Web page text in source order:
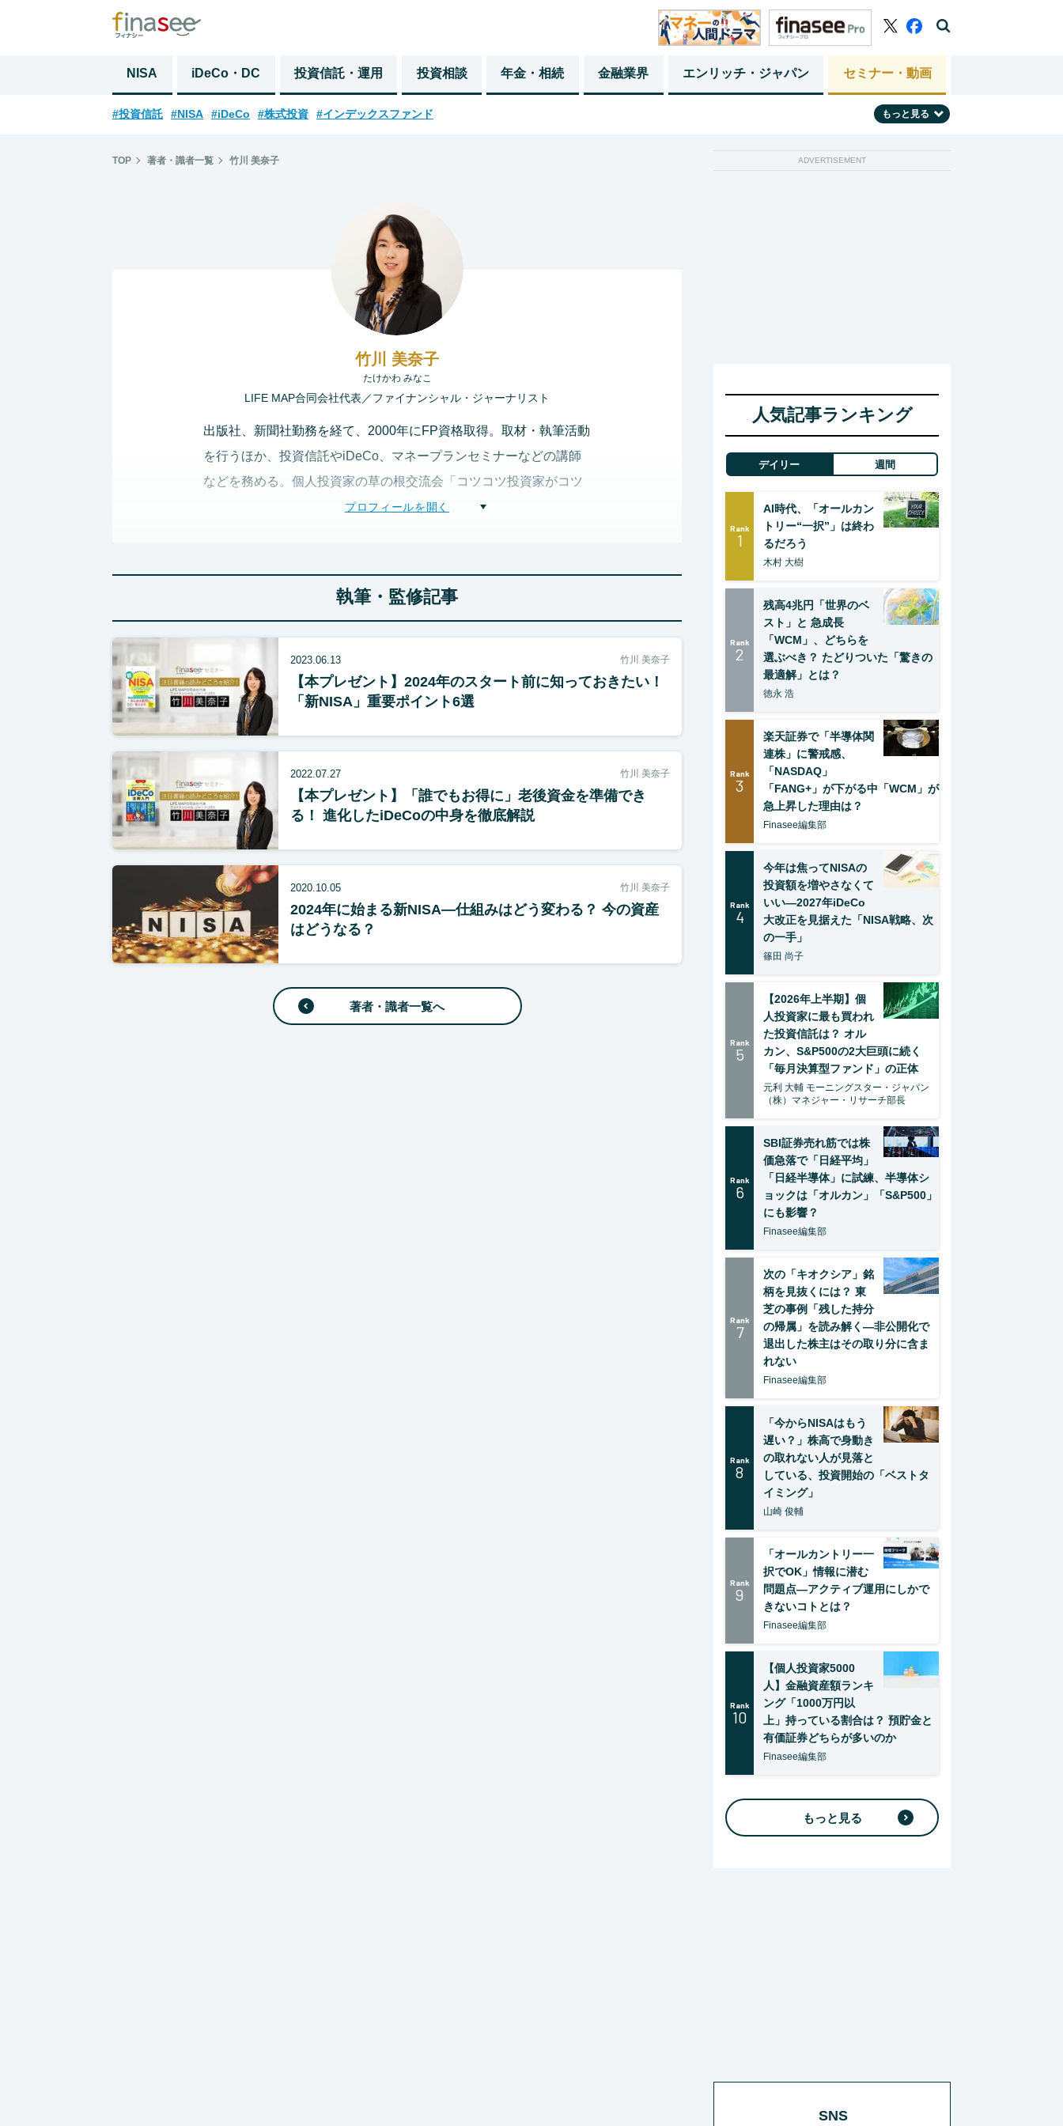
NISA iDeCo・DC 投資信託・運用 投資相談 年金・相続 金融業界 エンリッチ・ジャパン セミナー・動画
#投資信託 #NISA #iDeCo #株式投資 #インデックスファンド もっと見る
TOP 著者・識者一覧 竹川 美奈子
竹川 美奈子
たけかわ みなこ
LIFE MAP合同会社代表／ファイナンシャル・ジャーナリスト
出版社、新聞社勤務を経て、2000年にFP資格取得。取材・執筆活動
を行うほか、投資信託やiDeCo、マネープランセミナーなどの講師
などを務める。個人投資家の草の根交流会「コツコツ投資家がコツ
コツ集まる夕べ（東京）」の共同幹事を務めるなど、資産形成・投
LIFE MAP
執筆・監修記事
2023.06.13 竹川 美奈子
【本プレゼント】2024年のスタート前に知っておきたい！
「新NISA」重要ポイント6選
2022.07.27 竹川 美奈子
【本プレゼント】「誰でもお得に」老後資金を準備でき
る！ 進化したiDeCoの中身を徹底解説
2020.10.05 竹川 美奈子
2024年に始まる新NISA―仕組みはどう変わる？ 今の資産
はどうなる？
著者・識者一覧へ
ADVERTISEMENT
人気記事ランキング
デイリー 週間
Rank
1
AI時代、「オールカン
トリー“一択”」は終わ
るだろう
木村 大樹
Rank
2
残高4兆円「世界のベ
スト」と 急成長
「WCM」、どちらを
選ぶべき？ たどりついた「驚きの
最適解」とは？
徳永 浩
Rank
3
楽天証券で「半導体関
連株」に警戒感、
「NASDAQ」
「FANG+」が下がる中「WCM」が
急上昇した理由は？
Finasee編集部
Rank
4
今年は焦ってNISAの
投資額を増やさなくて
いい―2027年iDeCo
大改正を見据えた「NISA戦略、次
の一手」
篠田 尚子
Rank
5
【2026年上半期】個
人投資家に最も買われ
た投資信託は？ オル
カン、S&P500の2大巨頭に続く
「毎月決算型ファンド」の正体
元利 大輔 モーニングスター・ジャパン
（株）マネジャー・リサーチ部長
Rank
6
SBI証券売れ筋では株
価急落で「日経平均」
「日経半導体」に試練、半導体シ
ョックは「オルカン」「S&P500」
にも影響？
Finasee編集部
Rank
7
次の「キオクシア」銘
柄を見抜くには？ 東
芝の事例「残した持分
の帰属」を読み解く—非公開化で
退出した株主はその取り分に含ま
れない
Finasee編集部
Rank
8
「今からNISAはもう
遅い？」株高で身動き
の取れない人が見落と
している、投資開始の「ベストタ
イミング」
山崎 俊輔
Rank
9
「オールカントリー一
択でOK」情報に潜む
問題点―アクティブ運用にしかで
きないコトとは？
Finasee編集部
Rank
10
【個人投資家5000
人】金融資産額ランキ
ング「1000万円以
上」持っている割合は？ 預貯金と
有価証券どちらが多いのか
Finasee編集部
もっと見る
SNS